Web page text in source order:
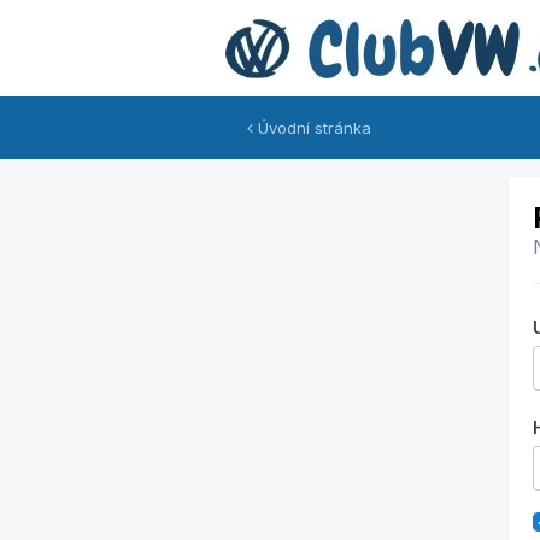
Úvodní stránka